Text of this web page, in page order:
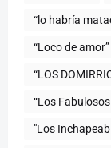
“lo habría
“Loco de amor”
“Los
"Los